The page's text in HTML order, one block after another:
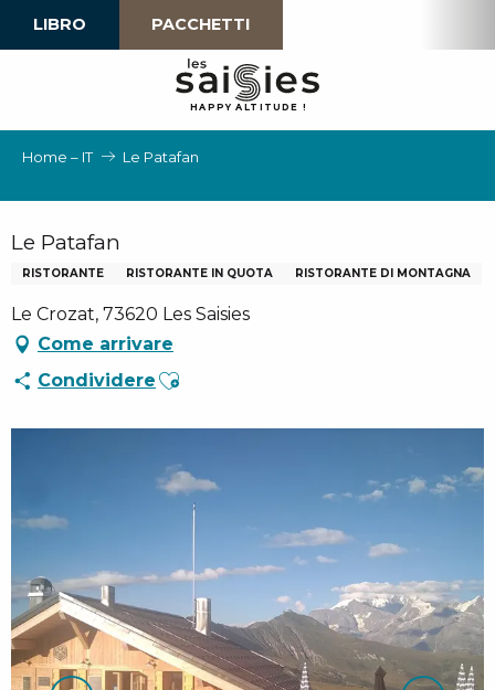
LIBRO PACCHETTI
HAPPY ALTI TU D E !
Home – IT Le Patafan
Le Patafan
RISTORANTE RISTORANTE IN QUOTA RISTORANTE DI MONTAGNA
Le Crozat, 73620 Les Saisies
Come arrivare
Condividere Ajouter aux favoris